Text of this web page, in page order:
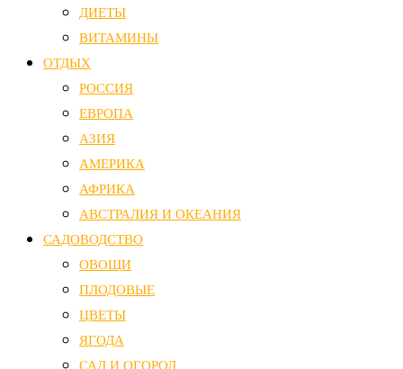
ДИЕТЫ
ВИТАМИНЫ
ОТДЫХ
РОССИЯ
ЕВРОПА
АЗИЯ
АМЕРИКА
АФРИКА
АВСТРАЛИЯ И ОКЕАНИЯ
САДОВОДСТВО
ОВОЩИ
ПЛОДОВЫЕ
ЦВЕТЫ
ЯГОДА
САД И ОГОРОД